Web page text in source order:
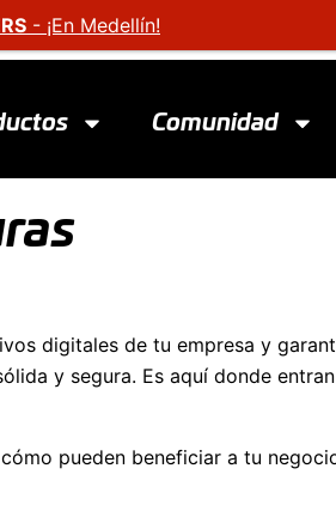
Comunidad
digitales de tu empresa y
y segura. Es aquí donde
pueden beneficiar a tu
- ¡En Medellín!